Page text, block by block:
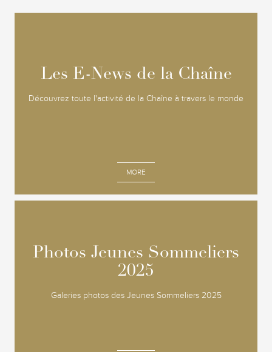
Les E-News de la Chaîne
Découvrez toute l'activité de la Chaîne à travers le monde
MORE
Les E-News de la Chaîne
Photos Jeunes Sommeliers
2025
Galeries photos des Jeunes Sommeliers 2025
Photos Jeunes Sommeliers
2025